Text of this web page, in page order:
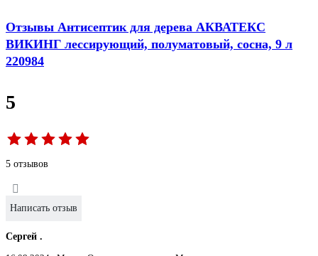
Отзывы Антисептик для дерева АКВАТЕКС
ВИКИНГ лессирующий, полуматовый, сосна, 9 л
220984
5
5 отзывов
Написать отзыв
Сергей .